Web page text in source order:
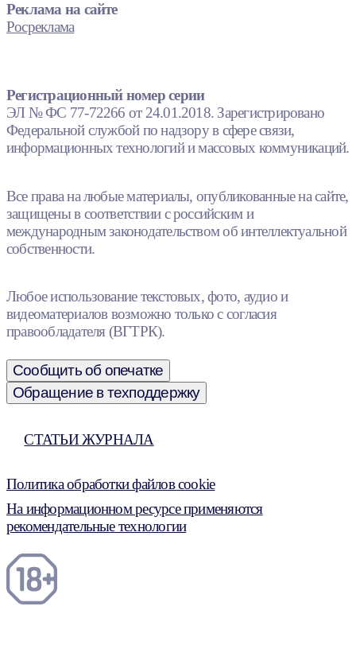
Реклама на сайте
Росреклама
Регистрационный номер серии
ЭЛ № ФС 77-72266 от 24.01.2018. Зарегистрировано
Федеральной службой по надзору в сфере связи,
информационных технологий и массовых коммуникаций.
Все права на любые материалы, опубликованные на сайте,
защищены в соответствии с российским и
международным законодательством об интеллектуальной
собственности.
Любое использование текстовых, фото, аудио и
видеоматериалов возможно только с согласия
правообладателя (ВГТРК).
Сообщить об опечатке
Обращение в техподдержку
СТАТЬИ ЖУРНАЛА
Политика обработки файлов cookie
На информационном ресурсе применяются
рекомендательные технологии